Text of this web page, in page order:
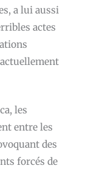
a lui aussi
actes
les
entre les
des
forcés de